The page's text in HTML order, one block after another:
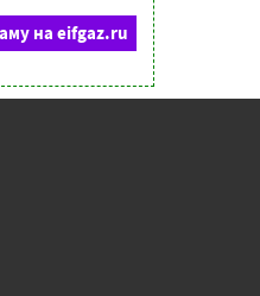
на eifgaz.ru